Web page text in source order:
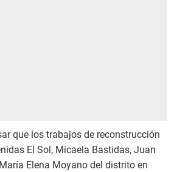
que los trabajos de reconstrucción
El Sol, Micaela Bastidas, Juan
Elena Moyano del distrito en